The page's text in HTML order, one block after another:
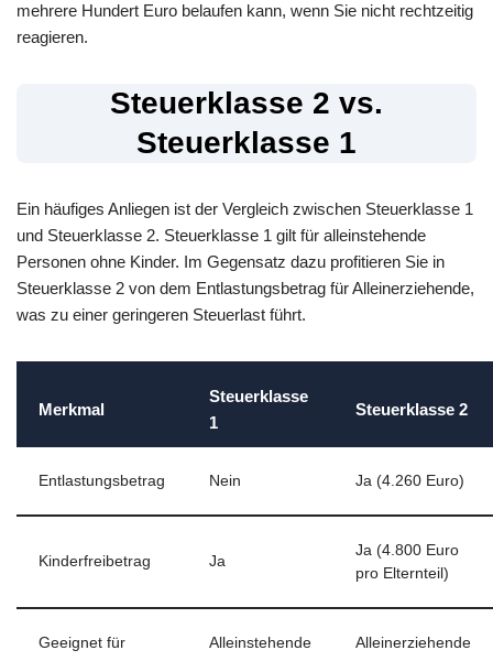
mehrere Hundert Euro belaufen kann, wenn Sie nicht rechtzeitig
reagieren.
Steuerklasse 2 vs.
Steuerklasse 1
Ein häufiges Anliegen ist der Vergleich zwischen Steuerklasse 1
und Steuerklasse 2. Steuerklasse 1 gilt für alleinstehende
Personen ohne Kinder. Im Gegensatz dazu profitieren Sie in
Steuerklasse 2 von dem Entlastungsbetrag für Alleinerziehende,
was zu einer geringeren Steuerlast führt.
Merkmal
Steuerklasse
1
Steuerklasse 2
Entlastungsbetrag Nein Ja (4.260 Euro)
Kinderfreibetrag Ja
Ja (4.800 Euro
pro Elternteil)
Geeignet für Alleinstehende Alleinerziehende